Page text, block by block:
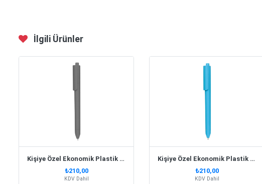
İlgili Ürünler
Kişiye Özel Ekonomik Plastik Füme Kalem
₺210,00
KDV Dahil
Kişiye Özel Ekonomik Plastik Turkuaz Kalem
₺210,00
KDV Dahil